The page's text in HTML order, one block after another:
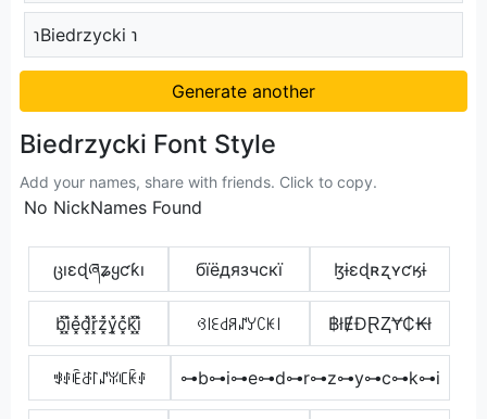
℩Biedrzycki ℩
Generate another
Biedrzycki Font Style
Add your names, share with friends. Click to copy.
No NickNames Found
ცıɛɖཞʑყƈƙı бїёдязчcкї ɮɨɛɖʀʐʏƈӄɨ
b͓̽i͓̽e͓̽d͓̽r͓̽z͓̽y͓̽c͓̽k͓̽i͓̽ ꃳ꒐ꏂ꒯ꋪꁴꌦꉔꀘ꒐ ฿łɆĐⱤⱫɎ₵₭ł
ꃃꂑꍟꁕ꒓ꁴꐟꏸꀗꂑ ⊶b⊶i⊶e⊶d⊶r⊶z⊶y⊶c⊶k⊶i